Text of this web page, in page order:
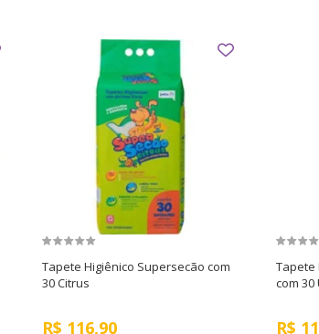
Tapete Higiênico Supersecão com
30 Citrus
R$ 116,90
Tapete
com 30
R$